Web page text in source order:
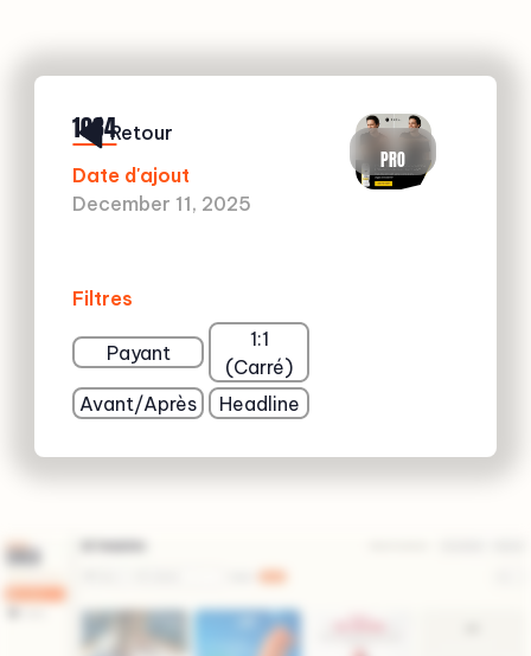
1034
Date d'ajout
December 11, 2025
Filtres
Payant
1:1
(Carré)
Avant/Après
Headline
PRO
Retour